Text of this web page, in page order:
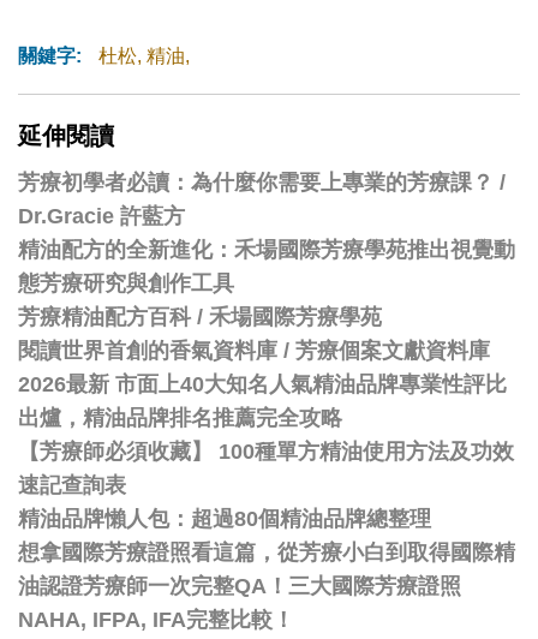
關鍵字: 杜松, 精油,
延伸閱讀
芳療初學者必讀：為什麼你需要上專業的芳療課？ /
Dr.Gracie 許藍方
精油配方的全新進化：禾場國際芳療學苑推出視覺動
態芳療研究與創作工具
芳療精油配方百科 / 禾場國際芳療學苑
閱讀世界首創的香氣資料庫 / 芳療個案文獻資料庫
2026最新 市面上40大知名人氣精油品牌專業性評比
出爐，精油品牌排名推薦完全攻略
【芳療師必須收藏】 100種單方精油使用方法及功效
速記查詢表
精油品牌懶人包：超過80個精油品牌總整理
想拿國際芳療證照看這篇，從芳療小白到取得國際精
油認證芳療師一次完整QA！三大國際芳療證照
NAHA, IFPA, IFA完整比較！